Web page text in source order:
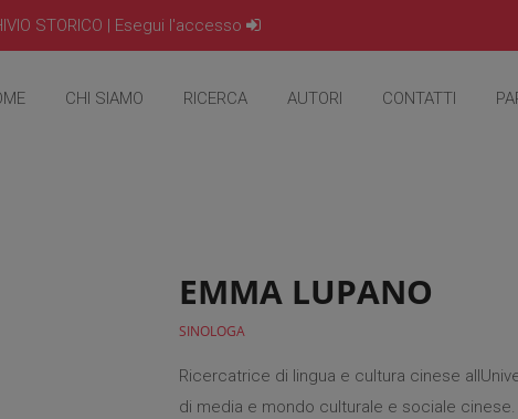
STORICO | Esegui l'accesso
CHI SIAMO RICERCA AUTORI CONTATTI
EMMA LUPANO
SINOLOGA
Ricercatrice di lingua e cultura cinese
di media e mondo culturale e sociale